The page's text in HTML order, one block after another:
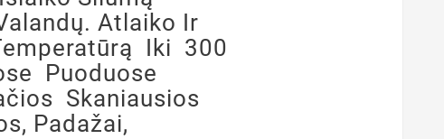
Atlaiko Ir
Iki 300
Puoduose
Skaniausios
Padažai,